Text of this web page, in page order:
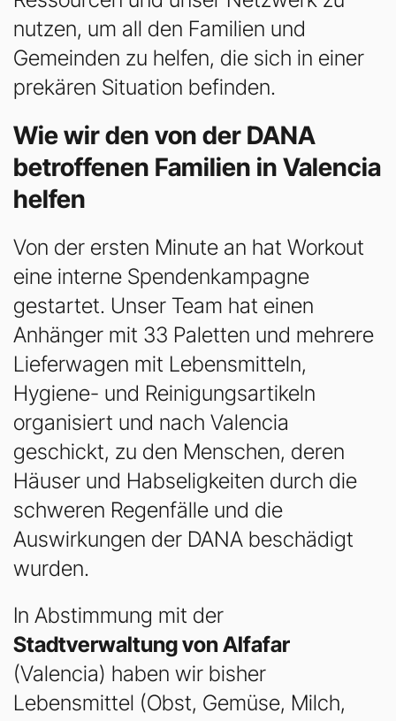
nutzen, um all den Familien und
Gemeinden zu helfen, die sich in einer
prekären Situation befinden.
Wie wir den von der DANA
betroffenen Familien in Valencia
helfen
Von der ersten Minute an hat Workout
eine interne Spendenkampagne
gestartet. Unser Team hat einen
Anhänger mit 33 Paletten und mehrere
Lieferwagen mit Lebensmitteln,
Hygiene- und Reinigungsartikeln
organisiert und nach Valencia
geschickt, zu den Menschen, deren
Häuser und Habseligkeiten durch die
schweren Regenfälle und die
Auswirkungen der DANA beschädigt
wurden.
In Abstimmung mit der
Stadtverwaltung von Alfafar
(Valencia) haben wir bisher
Lebensmittel (Obst, Gemüse, Milch,